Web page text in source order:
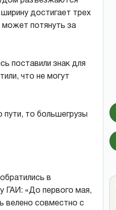
достигает трех
может потянуть за
поставили знак для
что не могут
пути, то большегрузы
в
ГАИ: «До первого мая,
велено совместно с